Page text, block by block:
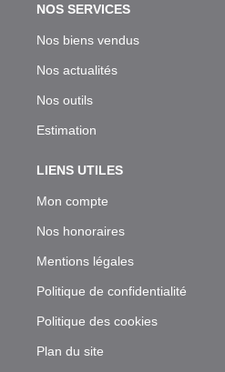
NOS SERVICES
Nos biens vendus
Nos actualités
Nos outils
Estimation
LIENS UTILES
Mon compte
Nos honoraires
Mentions légales
Politique de confidentialité
Politique des cookies
Plan du site